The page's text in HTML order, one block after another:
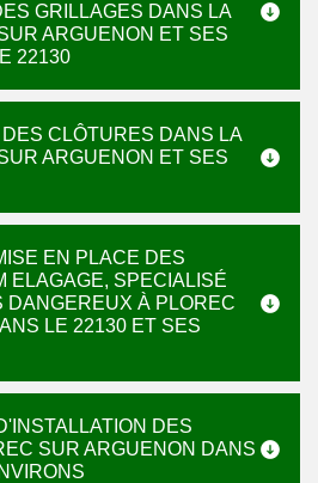
GRILLAGES DANS LA
ARGUENON ET SES
22130
CLÔTURES DANS LA
ARGUENON ET SES
EN PLACE DES
ELAGAGE, SPECIALISÉ
DANGEREUX À PLOREC
LE 22130 ET SES
DES
SUR ARGUENON DANS